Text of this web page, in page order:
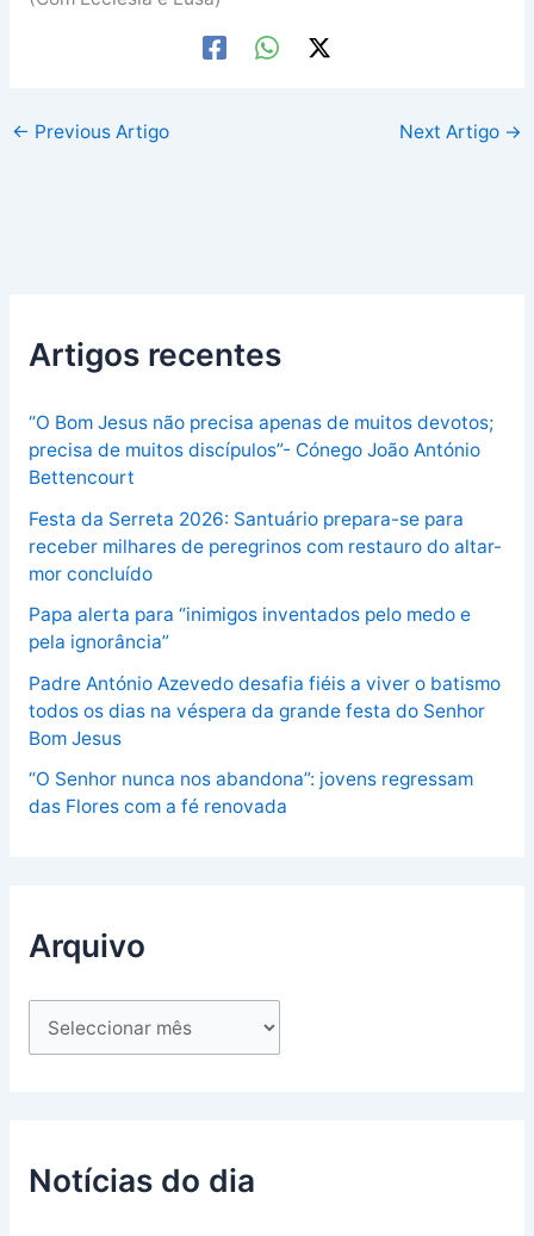
← Previous Artigo Next Artigo →
Artigos recentes
“O Bom Jesus não precisa apenas de muitos devotos;
precisa de muitos discípulos”- Cónego João António
Bettencourt
Festa da Serreta 2026: Santuário prepara-se para
receber milhares de peregrinos com restauro do altar-
mor concluído
Papa alerta para “inimigos inventados pelo medo e
pela ignorância”
Padre António Azevedo desafia fiéis a viver o batismo
todos os dias na véspera da grande festa do Senhor
Bom Jesus
“O Senhor nunca nos abandona”: jovens regressam
das Flores com a fé renovada
Arquivo
Notícias do dia